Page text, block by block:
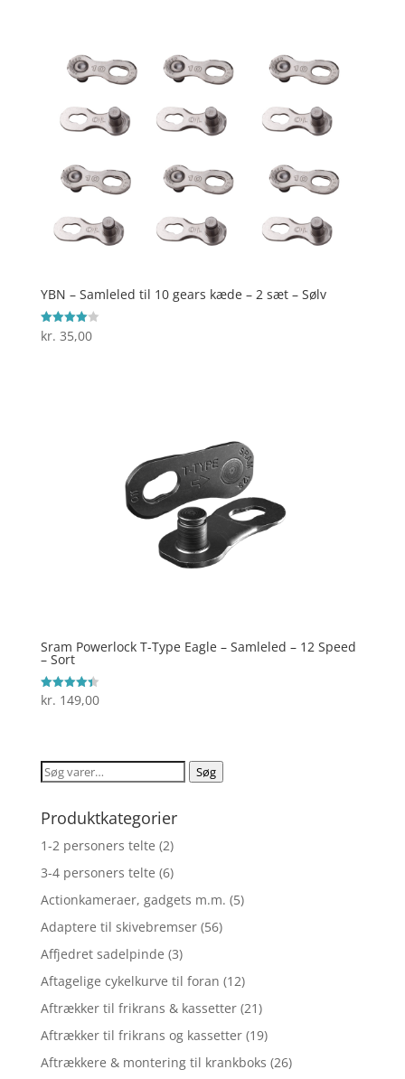
YBN – Samleled til 10 gears kæde – 2 sæt – Sølv
Vurderet
4
kr. 35,00
Sram Powerlock T-Type Eagle – Samleled – 12 Speed
– Sort
Vurderet
4.4
kr. 149,00
Søg
Søg
Produktkategorier
1-2 personers telte (2)
3-4 personers telte (6)
Actionkameraer, gadgets m.m. (5)
Adaptere til skivebremser (56)
Affjedret sadelpinde (3)
Aftagelige cykelkurve til foran (12)
Aftrækker til frikrans & kassetter (21)
Aftrækker til frikrans og kassetter (19)
Aftrækkere & montering til krankboks (26)